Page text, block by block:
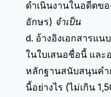
ดำเนินงานในอดีตข
อักษร) จำเป็น
d. อ้างอิงเอกสารแ
ในใบเสนอชื่อนี้ และ
หลักฐานสนับสนุนคำ
นี้อย่างไร (ไม่เกิน